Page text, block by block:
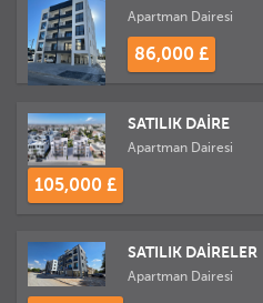
Apartman Dairesi
86,000 £
SATILIK DAİRE
Apartman Dairesi
105,000 £
SATILIK DAİRELER
Apartman Dairesi